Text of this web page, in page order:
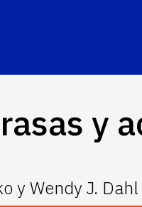
y
y Wendy J. Dahl